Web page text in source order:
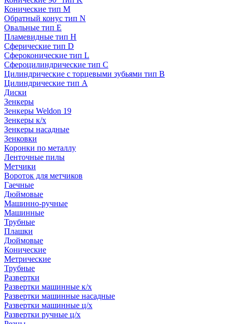
Конические тип M
Обратный конус тип N
Овальные тип E
Пламевидные тип H
Сферические тип D
Сфероконические тип L
Сфероцилиндрические тип C
Цилиндрические с торцевыми зубьями тип B
Цилиндрические тип А
Диски
Зенкеры
Зенкеры Weldon 19
Зенкеры к/х
Зенкеры насадные
Зенковки
Коронки по металлу
Ленточные пилы
Метчики
Вороток для метчиков
Гаечные
Дюймовые
Машинно-ручные
Машинные
Трубные
Плашки
Дюймовые
Конические
Метрические
Трубные
Развертки
Развертки машинные к/х
Развертки машинные насадные
Развертки машинные ц/х
Развертки ручные ц/х